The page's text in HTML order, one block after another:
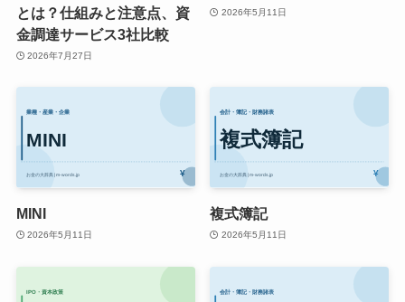
とは？仕組みと注意点、資
金調達サービス3社比較
2026年7月27日
2026年5月11日
MINI
2026年5月11日
複式簿記
2026年5月11日